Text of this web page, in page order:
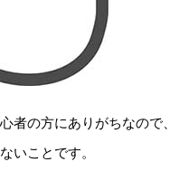
者の方にありがちなので、
いことです。